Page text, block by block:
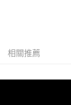
相關推薦